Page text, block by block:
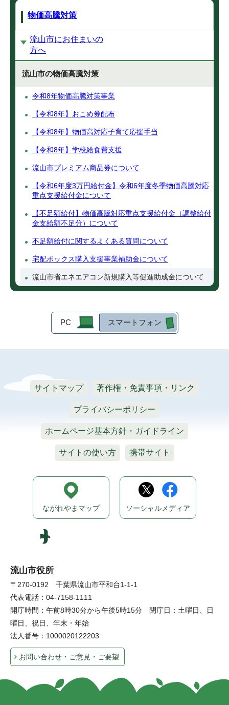
物価高騰対策
流山市にお住まいの
方へ
流山市の物価高騰対策
令和8年物価高騰対策事業
【令和8年】おこめ券配布
【令和8年】物価高対応子育て応援手当
【令和8年】学校給食費支援
流山市プレミアム商品券について
【令和6年度3万円給付金】令和6年度冬季物価高騰対応
重点支援給付金について
【不足額給付】物価高騰対応重点支援給付金（調整給付
金支給額不足分）について
不足額給付に関するよくある質問について
宅配ボックス購入支援事業補助金について
流山市省エネエアコン新規購入等促進助成金について
PC スマートフォン
サイトマップ 著作権・免責事項・リンク
プライバシーポリシー
ホームページ基本方針・ガイドライン
サイトの使い方 携帯サイト
流山市役所
〒270-0192 千葉県流山市平和台1-1-1
代表電話：04-7158-1111
開庁時間：午前8時30分から午後5時15分 閉庁日：土曜日、日
曜日、祝日、年末・年始
法人番号：1000020122203
お問い合わせ・ご意見・ご要望
ながれやまマップ ソーシャルメディア